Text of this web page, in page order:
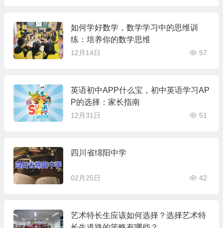
如何学好数学，数学学习中的思维训
练：培养你的数学思维
12月14日 57
英语初中APP什么宝，初中英语学习AP
P的选择：家长指南
12月31日 51
四川省绵阳中学
02月25日 42
艺术特长生应该如何选择？选择艺术特